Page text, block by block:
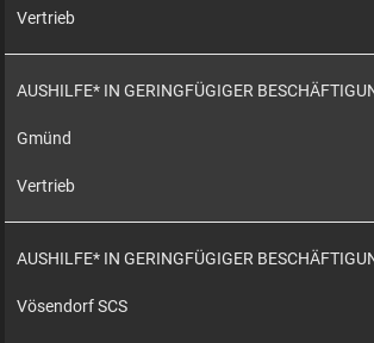
Vertrieb
AUSHILFE* IN GERINGFÜGIGER
Gmünd
Vertrieb
AUSHILFE* IN GERINGFÜGIGER
Vösendorf SCS